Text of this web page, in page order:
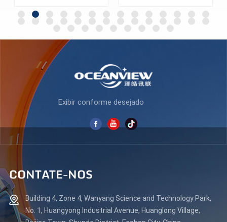
Exibir conforme desejado
CONTATE-NOS
Building 4, Zone 4, Wanyang Science and Technology Park,
No. 1, Huangyong Industrial Avenue, Huanglong Village,